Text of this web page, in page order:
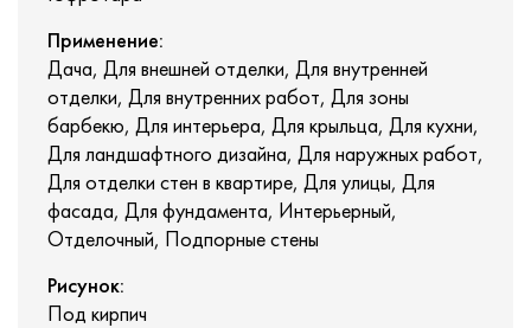
Применение:
Дача, Для внешней отделки, Для внутренней
отделки, Для внутренних работ, Для зоны
барбекю, Для интерьера, Для крыльца, Для кухни,
Для ландшафтного дизайна, Для наружных работ,
Для отделки стен в квартире, Для улицы, Для
фасада, Для фундамента, Интерьерный,
Отделочный, Подпорные стены
Рисунок:
Под кирпич